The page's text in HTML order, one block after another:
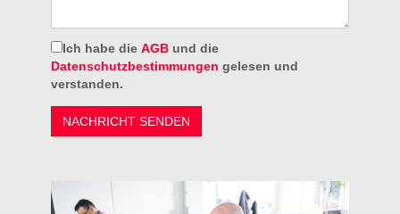
Ich habe die AGB und die
Datenschutzbestimmungen gelesen und
verstanden.